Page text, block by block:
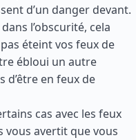
d’un danger devant.
l’obscurité, cela
éteint vos feux de
ébloui un autre
d’être en feux de
cas avec les feux
vous avertit que vous